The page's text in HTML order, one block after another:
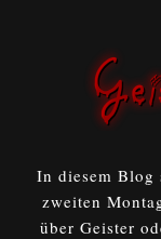
In diesem Blog
zweiten
über Geister